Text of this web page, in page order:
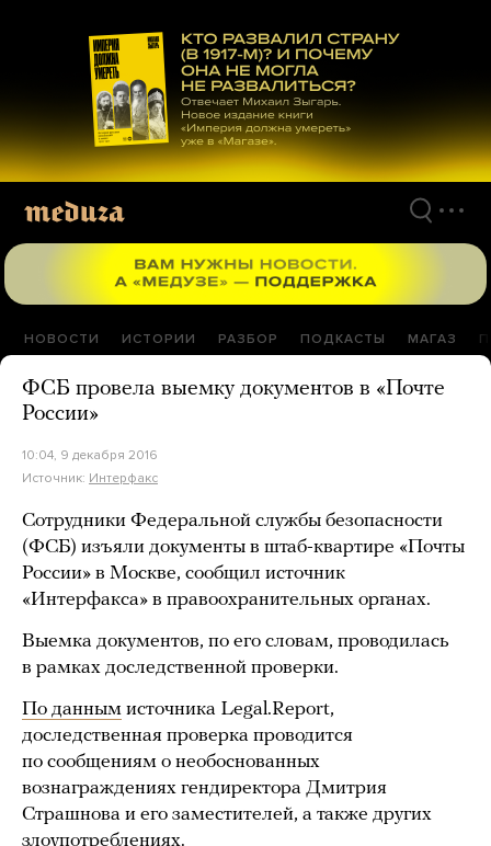
материалам
НОВОСТИ ИСТОРИИ РАЗБОР ПОДКАСТЫ МАГАЗ
ФСБ провела выемку документов в «Почте
России»
10:04, 9 декабря 2016
Источник: Интерфакс
Сотрудники Федеральной службы безопасности
(ФСБ) изъяли документы в штаб-квартире «Почты
России» в Москве, сообщил источник
«Интерфакса» в правоохранительных органах.
Выемка документов, по его словам, проводилась
в рамках доследственной проверки.
По данным источника Legal.Report,
доследственная проверка проводится
по сообщениям о необоснованных
вознаграждениях гендиректора Дмитрия
Страшнова и его заместителей, а также других
злоупотреблениях.